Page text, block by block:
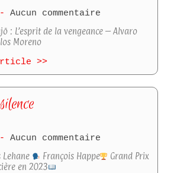
Aucun commentaire
: L’esprit de la vengeance – Alvaro
Moreno
>>
Aucun commentaire
Lehane
François Happe
Grand Prix
en 2023